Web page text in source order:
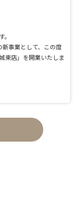
事業として、この度
東店」を開業いたしま
役に立てるような提
た。
甲子園に連れてっても
な体育会系ですが、
癒しタイムとなって